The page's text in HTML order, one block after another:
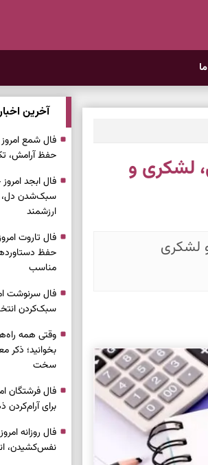
لشکری و
لشکری
آخرین
حفظ آرامش،
سبک‌شدن دل،
ارزشمند
حفظ
مناسب
سبک‌کردن
وقتی همه
بخوانید؛ ذکر
سخت
برای
نفس‌کشیدن،